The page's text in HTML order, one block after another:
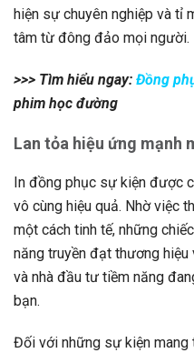
hiện sự chuyên nghiệp và tỉ
tâm từ đông đảo mọi người.
>>> Tìm hiểu ngay: Đồng
phim học đường
Lan tỏa hiệu ứng mạnh
In đồng phục sự kiện được
vô cùng hiệu quả. Nhờ việc
một cách tinh tế, những
năng truyền đạt thương hiệu
và nhà đầu tư tiềm năng
bạn.
Đối với những sự kiện mang